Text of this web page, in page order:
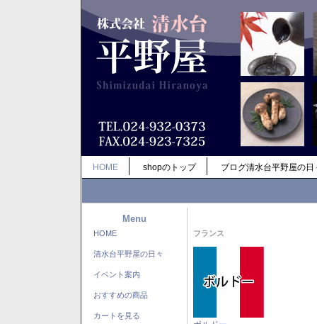
HOME shopのトップ ブログ清水台平野屋の日
Menu
HOME
清水台平野屋の日々
イベント案内
おすすめの商品
カートを見る
フランス